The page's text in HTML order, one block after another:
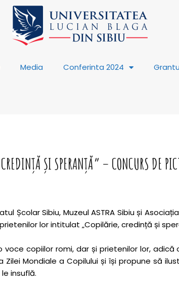
Media Conferinta 2024
ȘI SPERANȚĂ” – CONCURS DE
Școlar Sibiu, Muzeul ASTRA Sibiu și
lor intitulat „Copilărie, credință și
copiilor romi, dar și prietenilor lor,
Mondiale a Copilului și își propune să
insuflă.